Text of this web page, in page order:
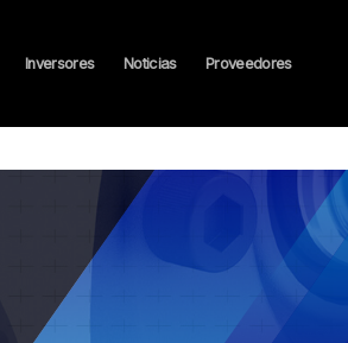
Inversores Noticias Proveedores